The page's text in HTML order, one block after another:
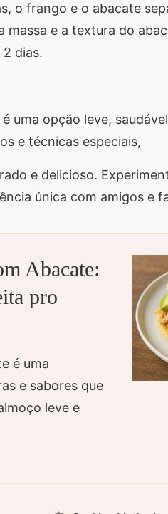
o frango e o abacate
massa e a textura do
dias.
uma opção leve,
e técnicas especiais,
e delicioso.
única com amigos e
Abacate:
pro
é uma
e sabores que
leve e